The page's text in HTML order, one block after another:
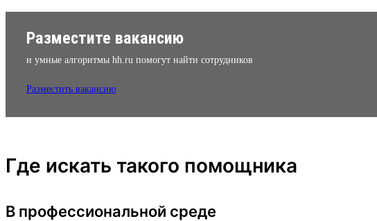
Разместите вакансию
и умные алгоритмы hh.ru помогут найти сотрудников
Разместить вакансию
Где искать такого помощника
В профессиональной среде